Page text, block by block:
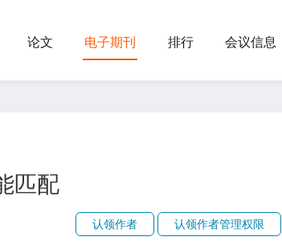
论文 电子期刊 排行 会议信息
匹配
认领作者 认领作者管理权限